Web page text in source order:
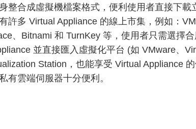
整合成虛擬機檔案格式，便利使用者直接下載
許多 Virtual Appliance 的線上市集，例如：
、Bitnami 和 TurnKey 等，使用者只需選擇
並直接匯入虛擬化平台 (如 VMware、
Station，也能享受 Virtual Appliance
有雲端伺服器十分便利。